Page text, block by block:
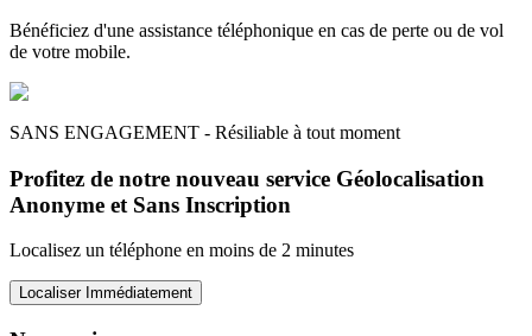
Bénéficiez d'une assistance téléphonique en cas de perte ou de vol
de votre mobile.
SANS ENGAGEMENT - Résiliable à tout moment
Profitez de notre nouveau service Géolocalisation
Anonyme et Sans Inscription
Localisez un téléphone en moins de 2 minutes
Localiser Immédiatement